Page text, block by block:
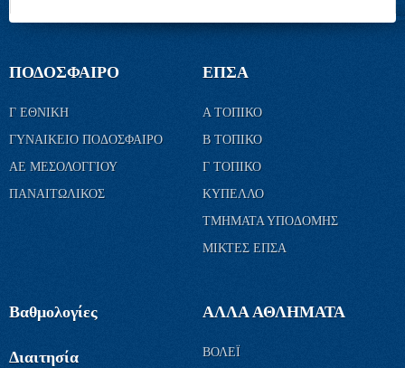
ΠΟΔΟΣΦΑΙΡΟ
Γ ΕΘΝΙΚΗ
ΓΥΝΑΙΚΕΙΟ ΠΟΔΟΣΦΑΙΡΟ
ΑΕ ΜΕΣΟΛΟΓΓΙΟΥ
ΠΑΝΑΙΤΩΛΙΚΟΣ
ΕΠΣΑ
Α ΤΟΠΙΚΟ
Β ΤΟΠΙΚΟ
Γ ΤΟΠΙΚΟ
ΚΥΠΕΛΛΟ
ΤΜΗΜΑΤΑ ΥΠΟΔΟΜΗΣ
ΜΙΚΤΕΣ ΕΠΣΑ
Βαθμολογίες
Διαιτησία
ΑΛΛΑ ΑΘΛΗΜΑΤΑ
ΒΟΛΕΪ